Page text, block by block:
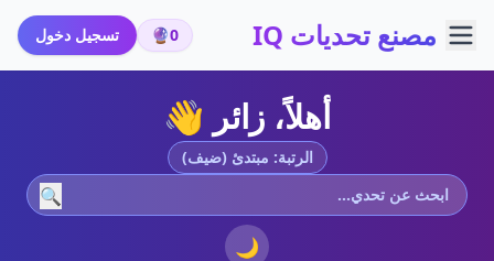
مصنع تحديات IQ 0
🔮 تسجيل دخول
أهلاً، زائر 👋
الرتبة: مبتدئ (ضيف)
🔍
🌙